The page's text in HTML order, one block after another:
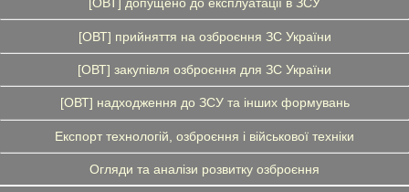
[ОВТ] допущено до експлуатації в ЗСУ
[ОВТ] прийняття на озброєння ЗС України
[ОВТ] закупівля озброєння для ЗС України
[ОВТ] надходження до ЗСУ та інших формувань
Експорт технологій, озброєння і військової техніки
Огляди та аналізи розвитку озброєння